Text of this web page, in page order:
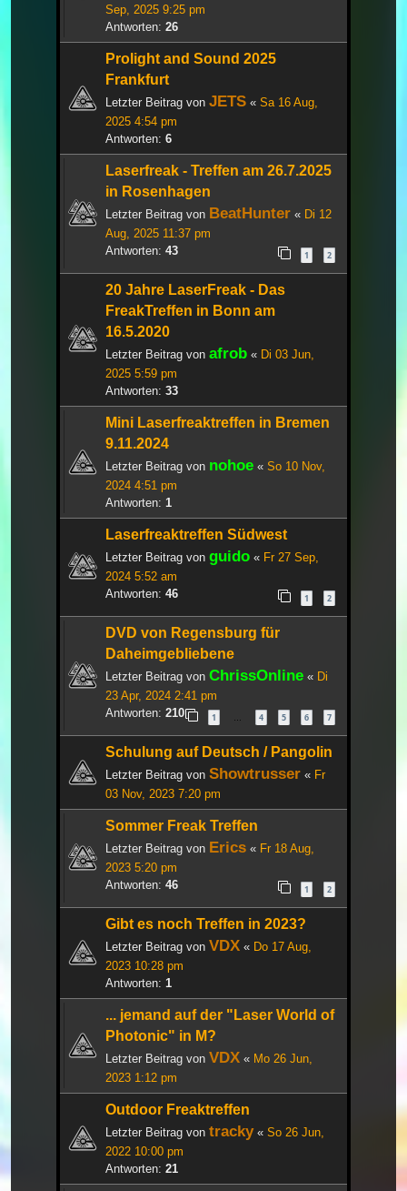
Sep, 2025 9:25 pm
Antworten: 26
Prolight and Sound 2025
Frankfurt
Letzter Beitrag von JETS « Sa 16 Aug,
2025 4:54 pm
Antworten: 6
Laserfreak - Treffen am 26.7.2025
in Rosenhagen
Letzter Beitrag von BeatHunter « Di 12
Aug, 2025 11:37 pm
Antworten: 43 1 2
20 Jahre LaserFreak - Das
FreakTreffen in Bonn am
16.5.2020
Letzter Beitrag von afrob « Di 03 Jun,
2025 5:59 pm
Antworten: 33
Mini Laserfreaktreffen in Bremen
9.11.2024
Letzter Beitrag von nohoe « So 10 Nov,
2024 4:51 pm
Antworten: 1
Laserfreaktreffen Südwest
Letzter Beitrag von guido « Fr 27 Sep,
2024 5:52 am
Antworten: 46 1 2
DVD von Regensburg für
Daheimgebliebene
Letzter Beitrag von ChrissOnline « Di
23 Apr, 2024 2:41 pm
Antworten: 210 1 … 4 5 6 7
Schulung auf Deutsch / Pangolin
Letzter Beitrag von Showtrusser « Fr
03 Nov, 2023 7:20 pm
Sommer Freak Treffen
Letzter Beitrag von Erics « Fr 18 Aug,
2023 5:20 pm
Antworten: 46 1 2
Gibt es noch Treffen in 2023?
Letzter Beitrag von VDX « Do 17 Aug,
2023 10:28 pm
Antworten: 1
... jemand auf der "Laser World of
Photonic" in M?
Letzter Beitrag von VDX « Mo 26 Jun,
2023 1:12 pm
Outdoor Freaktreffen
Letzter Beitrag von tracky« So 26 Jun,
2022 10:00 pm
Antworten: 21